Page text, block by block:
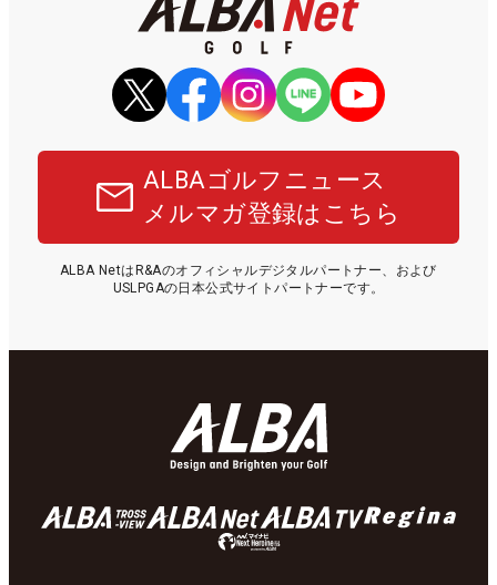
ALBAゴルフニュース
メルマガ登録はこちら
ALBA NetはR&Aのオフィシャルデジタルパートナー、および
USLPGAの日本公式サイトパートナーです。